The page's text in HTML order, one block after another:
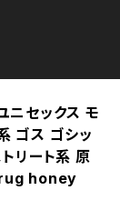
セックス モ
ゴス ゴシッ
リート系 原
honey